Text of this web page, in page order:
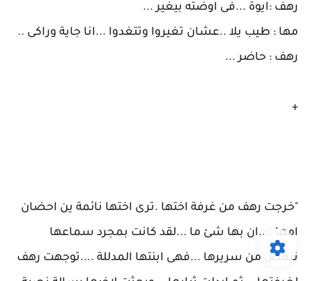
رهف :ايوة ...فى اوضته بيغير ...
مها : طيب يلا ..عشان تغيروا وتتغدوا ...انا جاية وراكى ..
رهف : حاضر ...
+
"خرجت رهف من غرفة اختها .ترى اختها نائمة ين احضان
امها ....ان بها شئ ما ...لقد كانت بمجرد سماعها
تنهض من سريرها ...فهى ابنتها المدللة ....توجهت رهف